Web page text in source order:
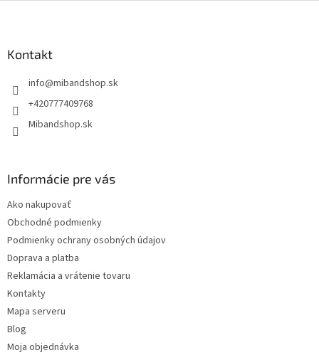
Kontakt
info@mibandshop.sk
+420777409768
Mibandshop.sk
Informácie pre vás
Ako nakupovať
Obchodné podmienky
Podmienky ochrany osobných údajov
Doprava a platba
Reklamácia a vrátenie tovaru
Kontakty
Mapa serveru
Blog
Moja objednávka